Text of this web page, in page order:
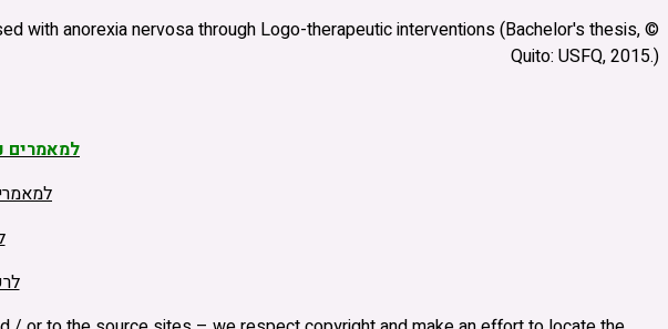
©
with anorexia nervosa through Logo-therapeutic interventions (Bachelor's thesis,
Quito: USFQ, 2015.)
למאמרים